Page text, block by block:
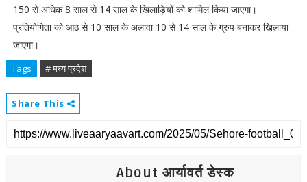
150 से अधिक 8 साल से 14 साल के खिलाड़ियों को शामिल किया जाएगा।
प्रतियोगिता को आठ से 10 साल के अलावा 10 से 14 साल के ग्रुप बनाकर खिलाया
जाएगा।
Tags # मध्य प्रदेश
Share This
About आर्यावर्त डेस्क